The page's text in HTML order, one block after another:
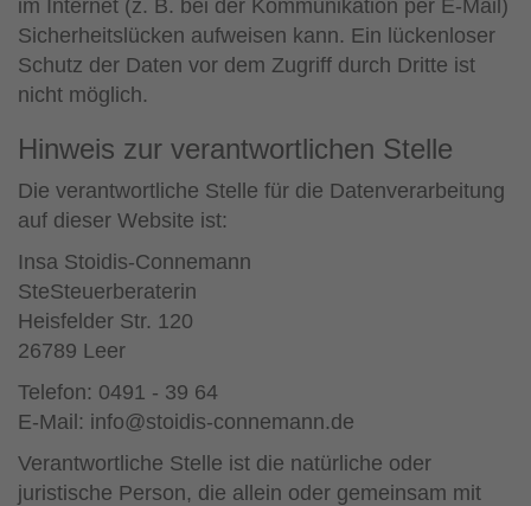
im Internet (z. B. bei der Kommunikation per E-Mail)
Sicherheitslücken aufweisen kann. Ein lückenloser
Schutz der Daten vor dem Zugriff durch Dritte ist
nicht möglich.
Hinweis zur verantwortlichen Stelle
Die verantwortliche Stelle für die Datenverarbeitung
auf dieser Website ist:
Insa Stoidis-Connemann
SteSteuerberaterin
Heisfelder Str. 120
26789 Leer
Telefon: 0491 - 39 64
E-Mail: info@stoidis-connemann.de
Verantwortliche Stelle ist die natürliche oder
juristische Person, die allein oder gemeinsam mit